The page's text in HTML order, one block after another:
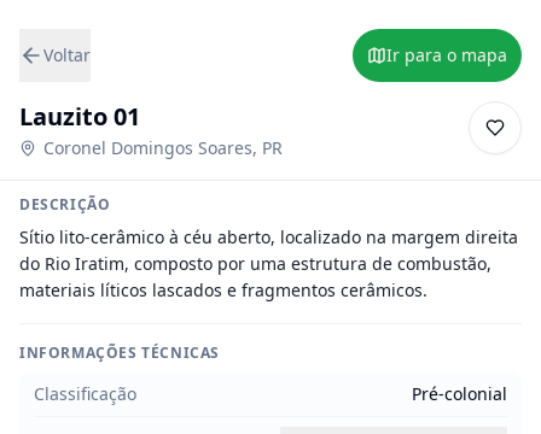
Voltar Ir para o mapa
Lauzito 01
Coronel Domingos Soares, PR
DESCRIÇÃO
Sítio lito-cerâmico à céu aberto, localizado na margem direita
do Rio Iratim, composto por uma estrutura de combustão,
materiais líticos lascados e fragmentos cerâmicos.
INFORMAÇÕES TÉCNICAS
Classificação Pré-colonial